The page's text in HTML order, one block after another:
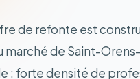
de refonte est
marché de Saint-
: forte densité de